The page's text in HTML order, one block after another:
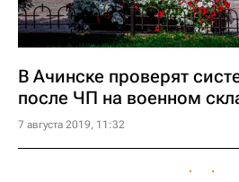
В Ачинске проверят
после ЧП на военном
7 августа 2019, 11:32